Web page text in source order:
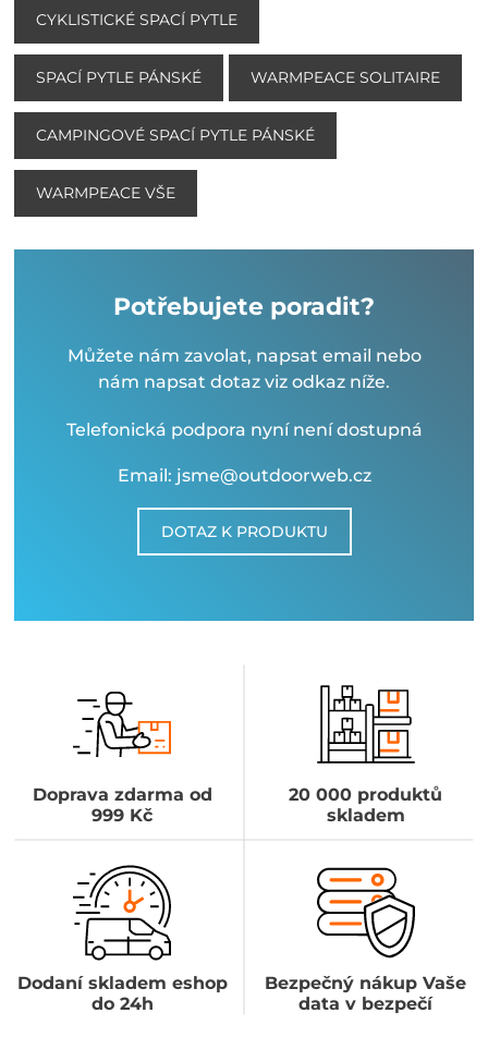
CYKLISTICKÉ SPACÍ PYTLE
SPACÍ PYTLE PÁNSKÉ WARMPEACE SOLITAIRE
CAMPINGOVÉ SPACÍ PYTLE PÁNSKÉ
WARMPEACE VŠE
Potřebujete poradit?
Můžete nám zavolat, napsat email nebo
nám napsat dotaz viz odkaz níže.
Telefonická podpora nyní není dostupná
Email: jsme@outdoorweb.cz
DOTAZ K PRODUKTU
Doprava zdarma od
999 Kč
20 000 produktů
skladem
Dodaní skladem eshop
do 24h
Bezpečný nákup Vaše
data v bezpečí